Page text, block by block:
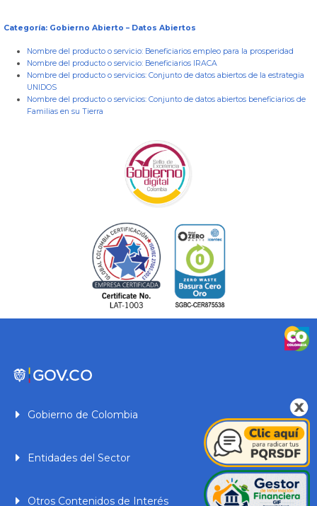
Categoría: Gobierno Abierto – Datos Abiertos
Nombre del producto o servicio: Beneficiarios empleo para la prosperidad
Nombre del producto o servicio: Beneficiarios IRACA
Nombre del producto o servicios: Conjunto de datos abiertos de la estrategia
UNIDOS
Nombre del producto o servicios: Conjunto de datos abiertos beneficiarios de
Familias en su Tierra
Gobierno de Colombia
Entidades del Sector
Otros Contenidos de Interés